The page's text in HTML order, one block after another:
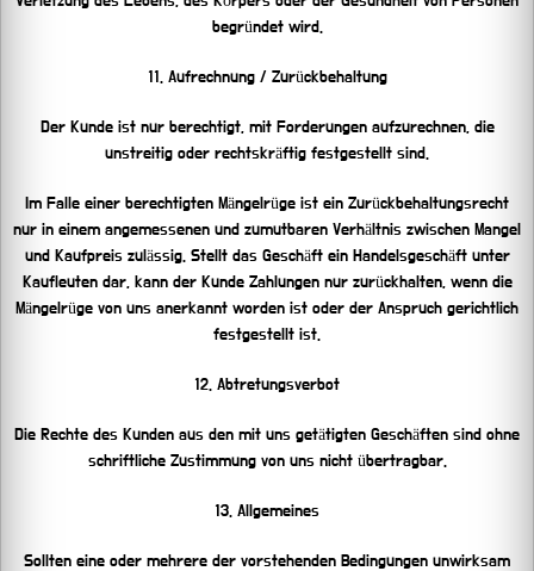
begründet wird.
11. Aufrechnung / Zurückbehaltung
Der Kunde ist nur berechtigt, mit Forderungen aufzurechnen, die
unstreitig oder rechtskräftig festgestellt sind.
Im Falle einer berechtigten Mängelrüge ist ein Zurückbehaltungsrecht
nur in einem angemessenen und zumutbaren Verhältnis zwischen Mangel
und Kaufpreis zulässig. Stellt das Geschäft ein Handelsgeschäft unter
Kaufleuten dar, kann der Kunde Zahlungen nur zurückhalten, wenn die
Mängelrüge von uns anerkannt worden ist oder der Anspruch gerichtlich
festgestellt ist.
12. Abtretungsverbot
Die Rechte des Kunden aus den mit uns getätigten Geschäften sind ohne
schriftliche Zustimmung von uns nicht übertragbar.
13. Allgemeines
Sollten eine oder mehrere der vorstehenden Bedingungen unwirksam